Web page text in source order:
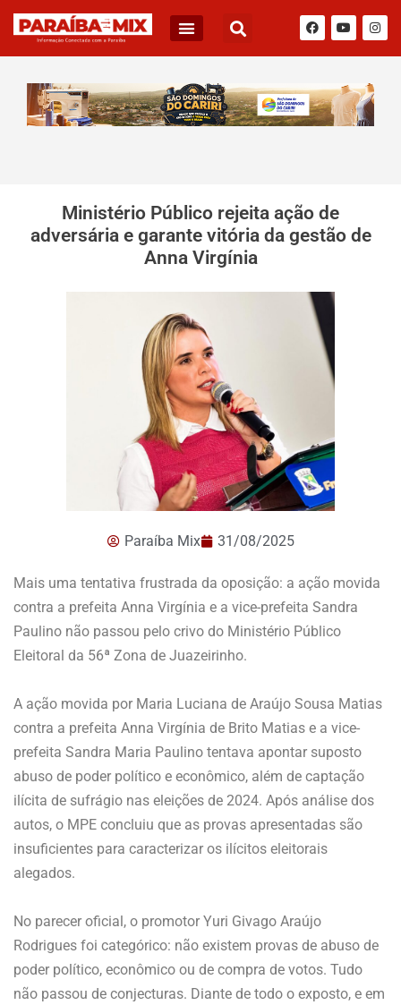
Ministério Público rejeita ação de
adversária e garante vitória da gestão de
Anna Virgínia
Paraíba Mix 31/08/2025
Mais uma tentativa frustrada da oposição: a ação movida
contra a prefeita Anna Virgínia e a vice-prefeita Sandra
Paulino não passou pelo crivo do Ministério Público
Eleitoral da 56ª Zona de Juazeirinho.
A ação movida por Maria Luciana de Araújo Sousa Matias
contra a prefeita Anna Virgínia de Brito Matias e a vice-
prefeita Sandra Maria Paulino tentava apontar suposto
abuso de poder político e econômico, além de captação
ilícita de sufrágio nas eleições de 2024. Após análise dos
autos, o MPE concluiu que as provas apresentadas são
insuficientes para caracterizar os ilícitos eleitorais
alegados.
No parecer oficial, o promotor Yuri Givago Araújo
Rodrigues foi categórico: não existem provas de abuso de
poder político, econômico ou de compra de votos. Tudo
não passou de conjecturas. Diante de todo o exposto, e em